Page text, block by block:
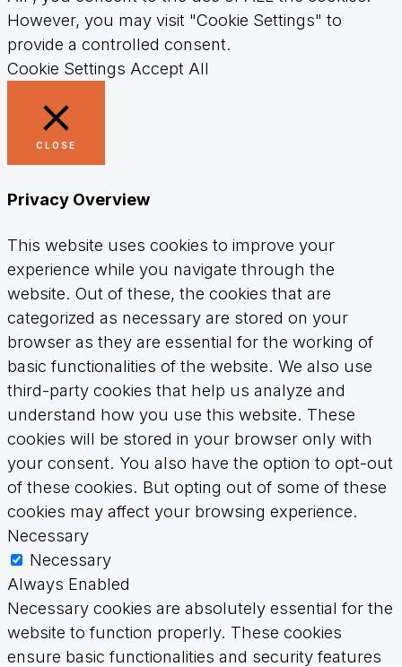
However, you may visit "Cookie Settings" to
provide a controlled consent.
Cookie Settings Accept All
CLOSE
Privacy Overview
This website uses cookies to improve your
experience while you navigate through the
website. Out of these, the cookies that are
categorized as necessary are stored on your
browser as they are essential for the working of
basic functionalities of the website. We also use
third-party cookies that help us analyze and
understand how you use this website. These
cookies will be stored in your browser only with
your consent. You also have the option to opt-out
of these cookies. But opting out of some of these
cookies may affect your browsing experience.
Necessary
Necessary
Always Enabled
Necessary cookies are absolutely essential for the
website to function properly. These cookies
ensure basic functionalities and security features